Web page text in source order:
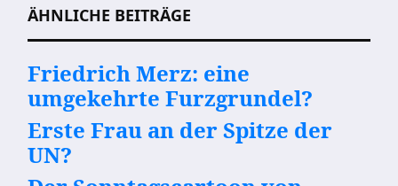
ÄHNLICHE BEITRÄGE
Friedrich Merz: eine
umgekehrte Furzgrundel?
Erste Frau an der Spitze der
UN?